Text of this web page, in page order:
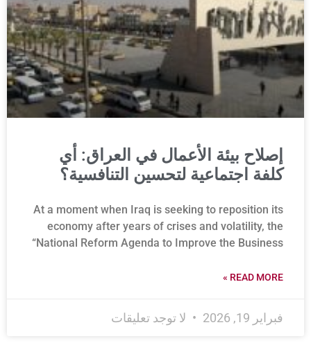
إصلاح بيئة الأعمال في العراق: أي
كلفة اجتماعية لتحسين التنافسية؟
At a moment when Iraq is seeking to reposition its
economy after years of crises and volatility, the
“National Reform Agenda to Improve the Business
READ MORE »
فبراير 19, 2026 لا توجد تعليقات